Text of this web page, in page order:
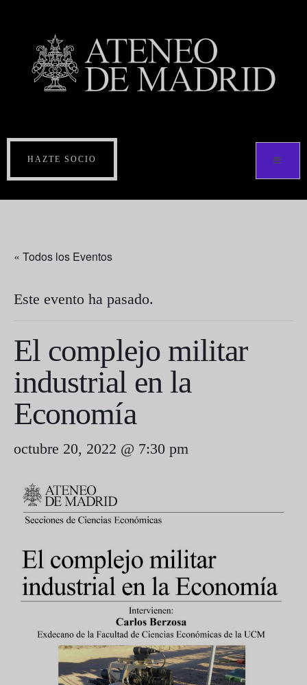
HAZTE SOCIO
« Todos los Eventos
Este evento ha pasado.
El complejo militar
industrial en la
Economía
octubre 20, 2022 @ 7:30 pm